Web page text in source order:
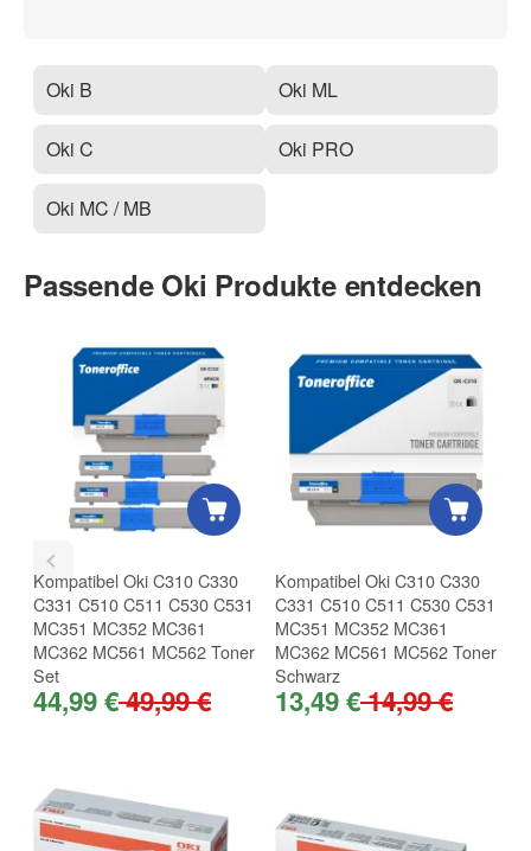
Oki B
Oki C
Oki MC / MB
Oki ML
Oki PRO
Passende Oki Produkte entdecken
Kompatibel Oki C310 C330
C331 C510 C511 C530 C531
MC351 MC352 MC361
MC362 MC561 MC562 Toner
Set
44,99 €49,99 €
Kompatibel Oki C310 C330
C331 C510 C511 C530 C531
MC351 MC352 MC361
MC362 MC561 MC562 Toner
Schwarz
13,49 €14,99 €